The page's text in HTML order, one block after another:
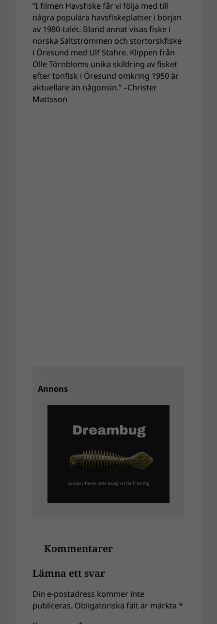
”I filmen Havsfiske får vi följa med till
några populära havsfiskeplatser i början
av 1980-talet. Bland annat visas fiske i
norska Saltströmmen och stortorskfiske
i Öresund med Ulf Stahre. Klippen från
Olle Törnbloms unika skildring av fisket
efter tonfisk i Öresund omkring 1950 är
aktuellare än någonsin.” –Christer
Mattsson
Annons
Kommentarer
Lämna ett svar
Din e-postadress kommer inte
publiceras. Obligatoriska fält är märkta *